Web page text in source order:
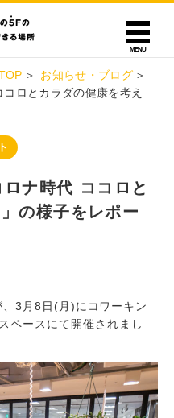
お知らせ・ブログ
ロとカラダの健康を考え
ナ時代 ココロと
の様子をレポー
3月8日(月)にコワーキン
ペースにて開催されまし